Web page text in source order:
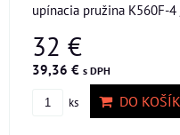
upínacia pružina K560F-
32 €
39,36 € s DPH
ks DO